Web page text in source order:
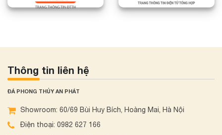
Thông tin liên hệ
ĐÁ PHONG THỦY AN PHÁT
Showroom: 60/69 Bùi Huy Bích, Hoàng Mai, Hà Nội
Điện thoại: 0982 627 166